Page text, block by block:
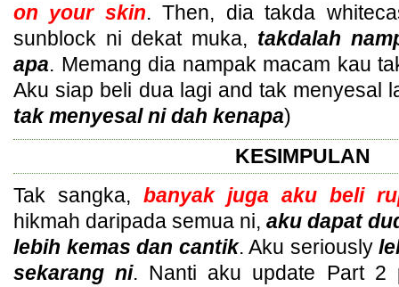
on your skin. Then, dia takda
sunblock ni dekat muka, takdalah
apa. Memang dia nampak macam kau
Aku siap beli dua lagi and tak menyesal
tak menyesal ni dah kenapa)
KESIMPULAN
Tak sangka, banyak juga aku beli
hikmah daripada semua ni, aku dapat
lebih kemas dan cantik. Aku seriously
sekarang ni. Nanti aku update Part 2